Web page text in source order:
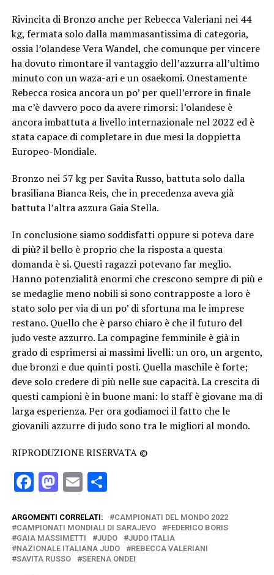
Rivincita di Bronzo anche per Rebecca Valeriani nei 44
kg, fermata solo dalla mammasantissima di categoria,
ossia l’olandese Vera Wandel, che comunque per vincere
ha dovuto rimontare il vantaggio dell’azzurra all’ultimo
minuto con un waza-ari e un osaekomi. Onestamente
Rebecca rosica ancora un po’ per quell’errore in finale
ma c’è davvero poco da avere rimorsi: l’olandese è
ancora imbattuta a livello internazionale nel 2022 ed è
stata capace di completare in due mesi la doppietta
Europeo-Mondiale.
Bronzo nei 57 kg per Savita Russo, battuta solo dalla
brasiliana Bianca Reis, che in precedenza aveva già
battuta l’altra azzura Gaia Stella.
In conclusione siamo soddisfatti oppure si poteva dare
di più? il bello è proprio che la risposta a questa
domanda è si. Questi ragazzi potevano far meglio.
Hanno potenzialità enormi che crescono sempre di più e
se medaglie meno nobili si sono contrapposte a loro è
stato solo per via di un po’ di sfortuna ma le imprese
restano. Quello che è parso chiaro è che il futuro del
judo veste azzurro. La compagine femminile è già in
grado di esprimersi ai massimi livelli: un oro, un argento,
due bronzi e due quinti posti. Quella maschile è forte;
deve solo credere di più nelle sue capacità. La crescita di
questi campioni è in buone mani: lo staff è giovane ma di
larga esperienza. Per ora godiamoci il fatto che le
giovanili azzurre di judo sono tra le migliori al mondo.
RIPRODUZIONE RISERVATA ©
Facebook
Mastodon
EmailCondividi
ARGOMENTI CORRELATI:
CAMPIONATI DEL MONDO 2022
CAMPIONATI MONDIALI DI SARAJEVO
FEDERICO BORIS
GAIA MASSIMETTI
JUDO
JUDO ITALIA
NAZIONALE ITALIANA JUDO
REBECCA VALERIANI
SAVITA RUSSO
SERENA ONDEI